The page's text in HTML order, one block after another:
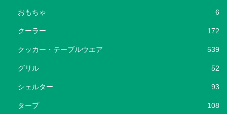
おもちゃ 6
クーラー 172
クッカー・テーブルウエア 539
グリル 52
シェルター 93
タープ 108